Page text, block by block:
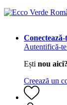
Conectează-
Autentifică-
Ești nou aici?
Creează un